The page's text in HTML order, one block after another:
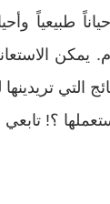
طبيعياً
يمكن
التي
؟! تابعي